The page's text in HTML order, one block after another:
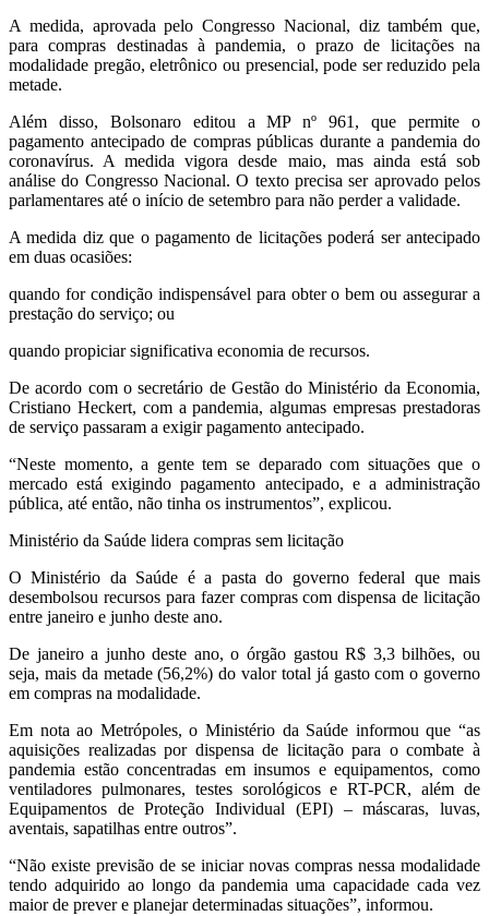
A medida, aprovada pelo Congresso Nacional, diz também que,
para compras destinadas à pandemia, o prazo de licitações na
modalidade pregão, eletrônico ou presencial, pode ser reduzido pela
metade.
Além disso, Bolsonaro editou a MP nº 961, que permite o
pagamento antecipado de compras públicas durante a pandemia do
coronavírus. A medida vigora desde maio, mas ainda está sob
análise do Congresso Nacional. O texto precisa ser aprovado pelos
parlamentares até o início de setembro para não perder a validade.
A medida diz que o pagamento de licitações poderá ser antecipado
em duas ocasiões:
quando for condição indispensável para obter o bem ou assegurar a
prestação do serviço; ou
quando propiciar significativa economia de recursos.
De acordo com o secretário de Gestão do Ministério da Economia,
Cristiano Heckert, com a pandemia, algumas empresas prestadoras
de serviço passaram a exigir pagamento antecipado.
“Neste momento, a gente tem se deparado com situações que o
mercado está exigindo pagamento antecipado, e a administração
pública, até então, não tinha os instrumentos”, explicou.
Ministério da Saúde lidera compras sem licitação
O Ministério da Saúde é a pasta do governo federal que mais
desembolsou recursos para fazer compras com dispensa de licitação
entre janeiro e junho deste ano.
De janeiro a junho deste ano, o órgão gastou R$ 3,3 bilhões, ou
seja, mais da metade (56,2%) do valor total já gasto com o governo
em compras na modalidade.
Em nota ao Metrópoles, o Ministério da Saúde informou que “as
aquisições realizadas por dispensa de licitação para o combate à
pandemia estão concentradas em insumos e equipamentos, como
ventiladores pulmonares, testes sorológicos e RT-PCR, além de
Equipamentos de Proteção Individual (EPI) – máscaras, luvas,
aventais, sapatilhas entre outros”.
“Não existe previsão de se iniciar novas compras nessa modalidade
tendo adquirido ao longo da pandemia uma capacidade cada vez
maior de prever e planejar determinadas situações”, informou.